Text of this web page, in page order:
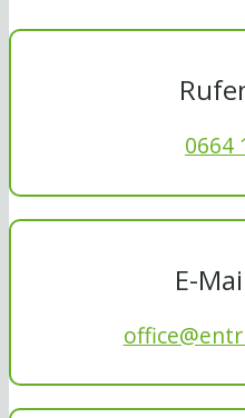
0664
E-